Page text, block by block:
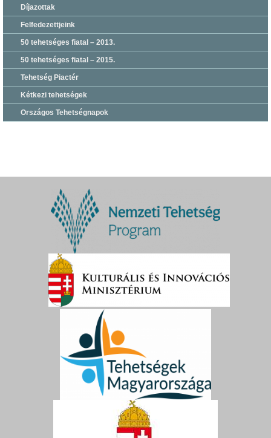
Díjazottak
Felfedezettjeink
50 tehetséges fiatal – 2013.
50 tehetséges fiatal – 2015.
Tehetség Piactér
Kétkezi tehetségek
Országos Tehetségnapok